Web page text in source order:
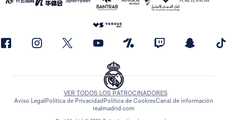
VER TODOS LOS PATROCINADORES
Aviso LegalPolítica de Privacidad Política de CookiesCanal de información
realmadrid.com